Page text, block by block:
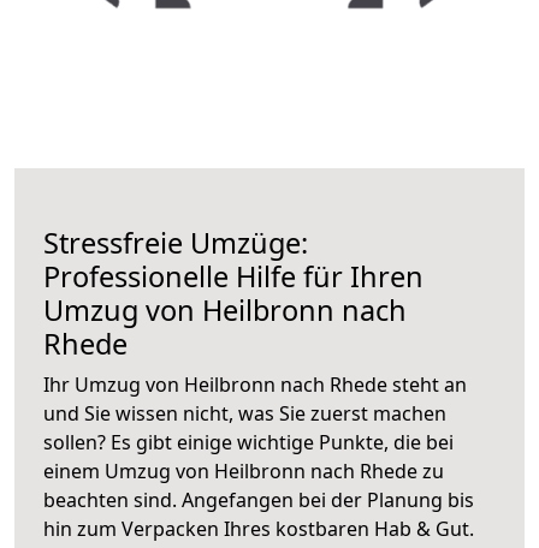
Stressfreie Umzüge:
Professionelle Hilfe für Ihren
Umzug von Heilbronn nach
Rhede
Ihr Umzug von Heilbronn nach Rhede steht an
und Sie wissen nicht, was Sie zuerst machen
sollen? Es gibt einige wichtige Punkte, die bei
einem Umzug von Heilbronn nach Rhede zu
beachten sind. Angefangen bei der Planung bis
hin zum Verpacken Ihres kostbaren Hab & Gut.